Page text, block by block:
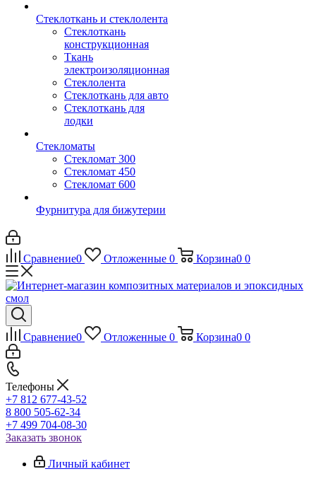
Стеклоткань и стеклолента
Стеклоткань
конструкционная
Ткань
электроизоляционная
Стеклолента
Стеклоткань для авто
Стеклоткань для
лодки
Стекломаты
Стекломат 300
Стекломат 450
Стекломат 600
Фурнитура для бижутерии
Сравнение0 Отложенные 0 Корзина0 0
Сравнение0 Отложенные 0 Корзина0 0
Телефоны
+7 812 677-43-52
8 800 505-62-34
+7 499 704-08-30
Заказать звонок
Личный кабинет